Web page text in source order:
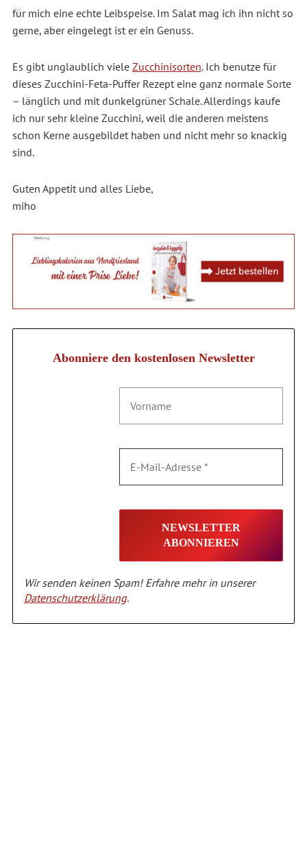
für mich eine echte Leibspeise. Im Salat mag ich ihn nicht so
gerne, aber eingelegt ist er ein Genuss.
Es gibt unglaublich viele Zucchinisorten. Ich benutze für
dieses Zucchini-Feta-Puffer Rezept eine ganz normale Sorte
– länglich und mit dunkelgrüner Schale. Allerdings kaufe
ich nur sehr kleine Zucchini, weil die anderen meistens
schon Kerne ausgebildet haben und nicht mehr so knackig
sind.
Guten Appetit und alles Liebe,
miho
Abonniere den kostenlosen Newsletter
Wir senden keinen Spam! Erfahre mehr in unserer
Datenschutzerklärung.
Alternative: